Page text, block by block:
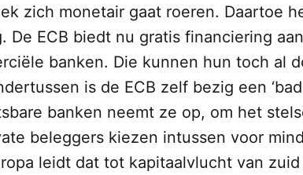
zich monetair gaat roeren. Daartoe
De ECB biedt nu gratis financiering aan
banken. Die kunnen hun toch al
is de ECB zelf bezig een
banken neemt ze op, om het
beleggers kiezen intussen voor
leidt dat tot kapitaalvlucht van zuid